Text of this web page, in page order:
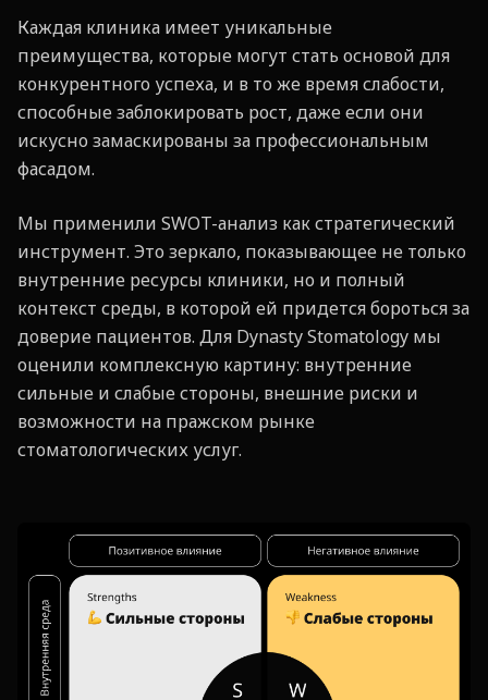
Каждая клиника имеет уникальные
преимущества, которые могут стать основой для
конкурентного успеха, и в то же время слабости,
способные заблокировать рост, даже если они
искусно замаскированы за профессиональным
фасадом.
Мы применили SWOT-анализ как стратегический
инструмент. Это зеркало, показывающее не только
внутренние ресурсы клиники, но и полный
контекст среды, в которой ей придется бороться за
доверие пациентов. Для Dynasty Stomatology мы
оценили комплексную картину: внутренние
сильные и слабые стороны, внешние риски и
возможности на пражском рынке
стоматологических услуг.